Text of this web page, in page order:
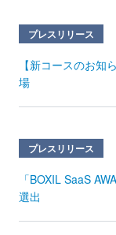
プレスリリース
【新コースのお知
場
プレスリリース
「BOXIL SaaS
選出